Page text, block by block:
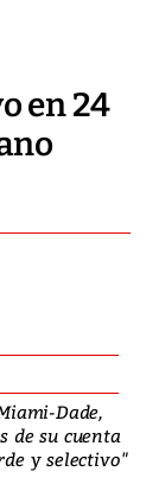
en 24
Dade,
de su cuenta
y selectivo"